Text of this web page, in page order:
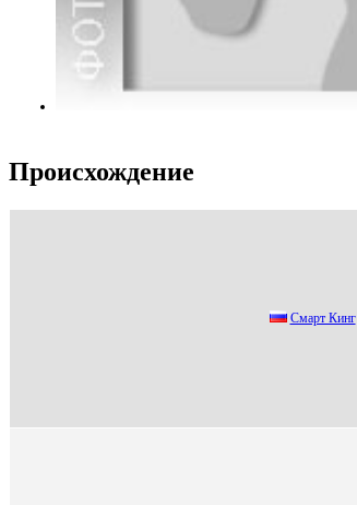
Происхождение
Смaрт Кинг